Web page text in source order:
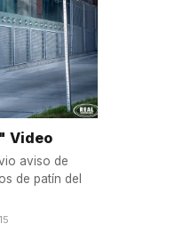
Video
aviso de
de patín del